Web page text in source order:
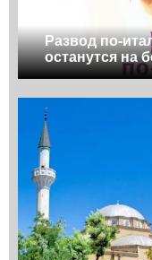
Развод по-
останутся на